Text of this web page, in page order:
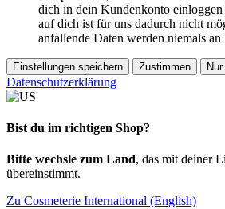
dich in dein Kundenkonto
auf dich ist für uns dadurch nicht
anfallende Daten werden niemals
Einstellungen speichern Zustimmen
Datenschutzerklärung
Bist du im richtigen Shop?
Bitte wechsle zum Land, das mit deiner
übereinstimmt.
Zu Cosmeterie International (English)